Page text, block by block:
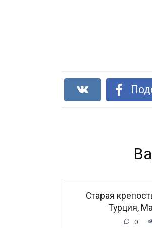
Старая
Турция,
0